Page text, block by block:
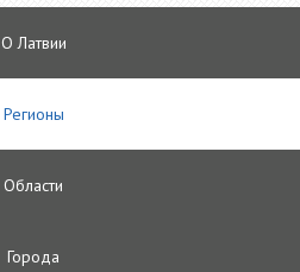
О Латвии
Регионы
Oбласти
Городa